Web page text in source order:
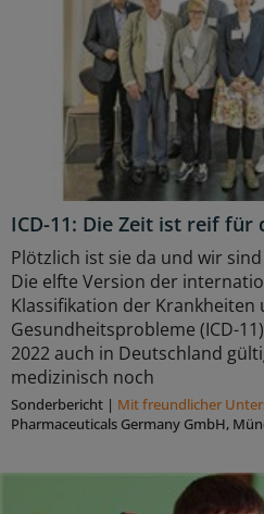
ICD-11: Die Zeit ist reif
Plötzlich ist sie da und wir
Die elfte Version der
Klassifikation der
Gesundheitsprobleme (ICD-
2022 auch in Deutschland
medizinisch noch
Sonderbericht | Mit freundlicher
Pharmaceuticals Germany GmbH,